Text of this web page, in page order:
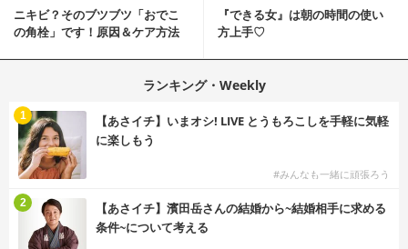
ニキビ？そのブツブツ「おでこ
の角栓」です！原因＆ケア方法
『できる女』は朝の時間の使い
方上手♡
ランキング・Weekly
【あさイチ】いまオシ! LIVE とうもろこしを手軽に気軽
に楽しもう
#みんなも一緒に頑張ろう
1
【あさイチ】濱田岳さんの結婚から~結婚相手に求める
条件~について考える
2